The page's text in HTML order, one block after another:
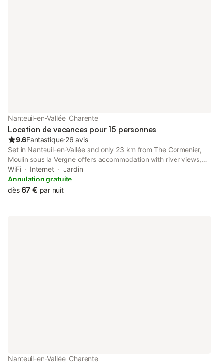
Nanteuil-en-Vallée, Charente
Location de vacances pour 15 personnes
9.6Fantastique⋅26 avis
Set in Nanteuil-en-Vallée and only 23 km from The Cormenier,
Moulin sous la Vergne offers accommodation with river views,
free WiFi and free private parking. The property features
garden and quiet street views, and is 29 km from Monkey
Valley.
WiFi Internet
Jardin
Annulation gratuite
dès 67 € par nuit
Nanteuil-en-Vallée, Charente